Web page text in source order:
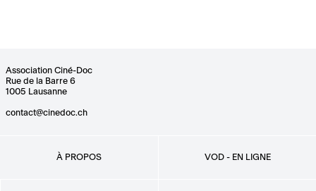
Association Ciné-Doc
Rue de la Barre 6
1005 Lausanne
contact@cinedoc.ch
À PROPOS VOD - EN LIGNE